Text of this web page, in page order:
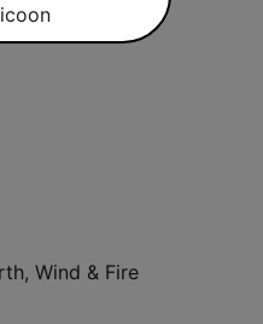
Wind & Fire